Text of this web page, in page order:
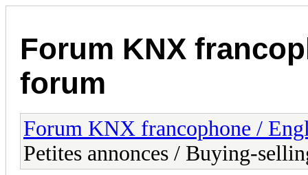
Forum KNX
forum
Forum KNX francophone /
Petites annonces / Buying-